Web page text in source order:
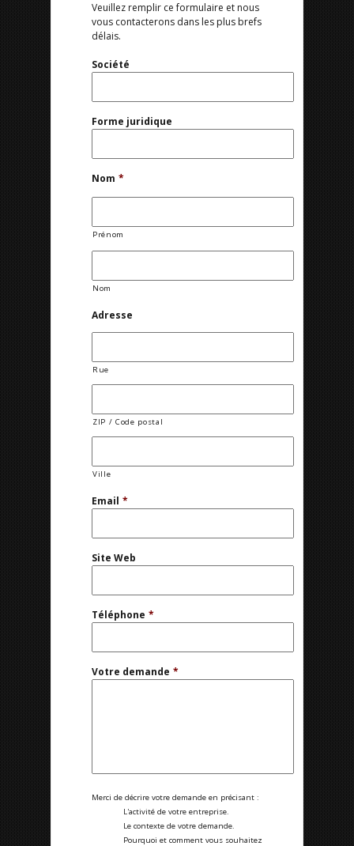
Veuillez remplir ce formulaire et nous
vous contacterons dans les plus brefs
délais.
Société
Forme juridique
Nom *
Prénom
Nom
Adresse
Rue
ZIP / Code postal
Ville
Email *
Site Web
Téléphone *
Votre demande *
Merci de décrire votre demande en précisant :
L'activité de votre entreprise.
Le contexte de votre demande.
Pourquoi et comment vous souhaitez